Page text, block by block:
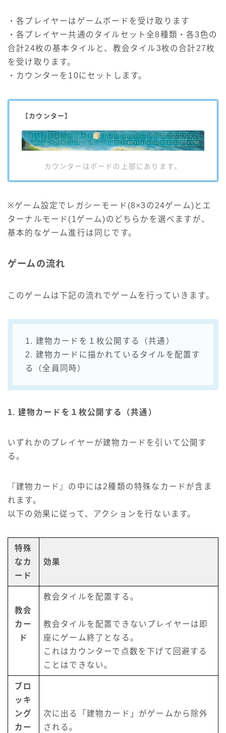
・各プレイヤーはゲームボードを受け取ります
・各プレイヤー共通のタイルセット全8種類・各3色の
合計24枚の基本タイルと、教会タイル3枚の合計27枚
を受け取ります。
・カウンターを10にセットします。
【カウンター】
カウンターはボードの上部にあります。
※ゲーム設定でレガシーモード(8×3の24ゲーム)とエ
ターナルモード(1ゲーム)のどちらかを選べますが、
基本的なゲーム進行は同じです。
ゲームの流れ
このゲームは下記の流れでゲームを行っていきます。
1. 建物カードを１枚公開する（共通）
2. 建物カードに描かれているタイルを配置す
る（全員同時）
1. 建物カードを１枚公開する（共通）
いずれかのプレイヤーが建物カードを引いて公開す
る。
『建物カード』の中には2種類の特殊なカードが含ま
れます。
以下の効果に従って、アクションを行ないます。
特殊
なカ
ード
効果
教会
カー
ド
教会タイルを配置する。
教会タイルを配置できないプレイヤーは即
座にゲーム終了となる。
これはカウンターで点数を下げて回避する
ことはできない。
ブロ
ッキ
ング
カー
次に出る「建物カード」がゲームから除外
される。